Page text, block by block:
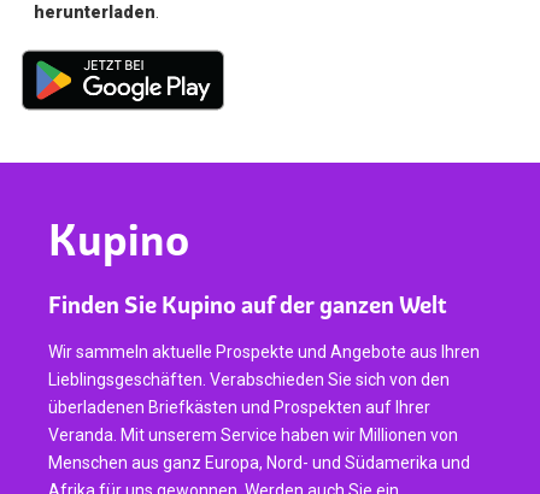
herunterladen
Kupino
Finden Sie Kupino auf der ganzen Welt
Wir sammeln aktuelle Prospekte und Angebote aus Ihren
Lieblingsgeschäften. Verabschieden Sie sich von den
überladenen Briefkästen und Prospekten auf Ihrer
Veranda. Mit unserem Service haben wir Millionen von
Menschen aus ganz Europa, Nord- und Südamerika und
Afrika für uns gewonnen. Werden auch Sie ein